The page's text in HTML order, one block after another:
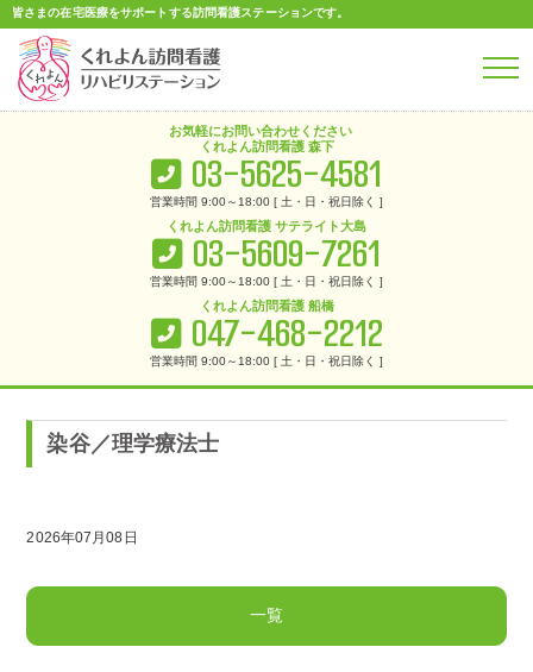
皆さまの在宅医療をサポートする訪問看護ステーションです。
お気軽にお問い合わせ ください
くれよん訪問看護 森下
03-5625-4581
営業時間 9:00～18:00 [ 土・日・祝日除く ]
くれよん訪問看護 サテライト大島
03-5609-7261
営業時間 9:00～18:00 [ 土・日・祝日除く ]
くれよん訪問看護 船橋
047-468-2212
営業時間 9:00～18:00 [ 土・日・祝日除く ]
染谷／理学療法士
2026年07月08日
一覧